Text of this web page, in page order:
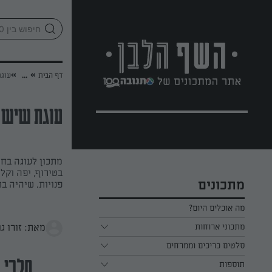
מתכונים
מה אוכלים היום?
מתכוני ארוחות
ארוחת בוקר
ארוחת צהריים
סלטים כריכים וממרחים
כל הסלטים כריכים וממרחים
תוספות
דף הבית »
...
»
עוגת
מתכון לעוגה
בטירוף, יפה
פנויות. שיהיה
מאת: זורו